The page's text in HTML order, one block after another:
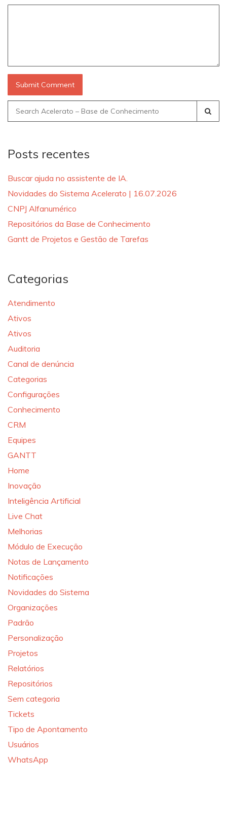
Search
for:
Posts recentes
Buscar ajuda no assistente de IA.
Novidades do Sistema Acelerato | 16.07.2026
CNPJ Alfanumérico
Repositórios da Base de Conhecimento
Gantt de Projetos e Gestão de Tarefas
Categorias
Atendimento
Ativos
Ativos
Auditoria
Canal de denúncia
Categorias
Configurações
Conhecimento
CRM
Equipes
GANTT
Home
Inovação
Inteligência Artificial
Live Chat
Melhorias
Módulo de Execução
Notas de Lançamento
Notificações
Novidades do Sistema
Organizações
Padrão
Personalização
Projetos
Relatórios
Repositórios
Sem categoria
Tickets
Tipo de Apontamento
Usuários
WhatsApp